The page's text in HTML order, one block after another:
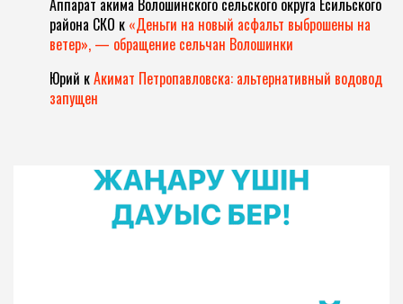
Аппарат акима Волошинского сельского округа Есильского
района СКО к «Деньги на новый асфальт выброшены на
ветер», — обращение сельчан Волошинки
Юрий кАкимат Петропавловска: альтернативный водовод
запущен